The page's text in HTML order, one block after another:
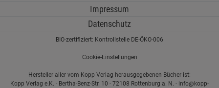
Impressum
Datenschutz
BIO-zertifiziert: Kontrollstelle DE-ÖKO-006
Cookie-Einstellungen
Hersteller aller vom Kopp Verlag herausgegebenen Bücher ist:
Kopp Verlag e.K. - Bertha-Benz-Str. 10 - 72108 Rottenburg a. N. - info@kopp-